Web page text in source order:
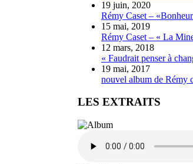
19 juin, 2020
Rémy Caset –
15 mai, 2019
Rémy Caset – « La
12 mars, 2018
« Faudrait penser à
19 mai, 2017
nouvel album de Rémy
LES EXTRAITS